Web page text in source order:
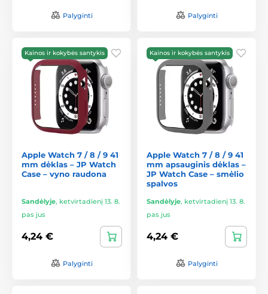
Palyginti Palyginti
Kainos ir kokybės santykis
Apple Watch 7 / 8 / 9 41
mm dėklas – JP Watch
Case – vyno raudona
Sandėlyje, ketvirtadienį 13. 8.
pas jus
4,24 €
Palyginti
Kainos ir kokybės santykis
Apple Watch 7 / 8 / 9 41
mm apsauginis dėklas –
JP Watch Case – smėlio
spalvos
Sandėlyje, ketvirtadienį 13. 8.
pas jus
4,24 €
Palyginti